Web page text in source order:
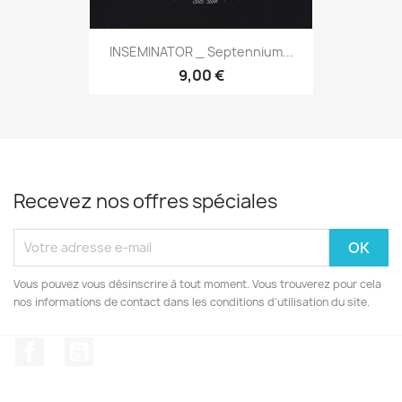
INSEMINATOR _ Septennium...
9,00 €
Recevez nos offres spéciales
Vous pouvez vous désinscrire à tout moment. Vous trouverez pour cela
nos informations de contact dans les conditions d'utilisation du site.